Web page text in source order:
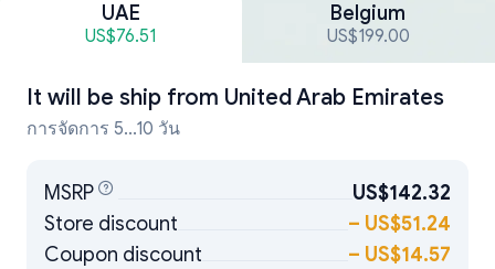
UAE
US$76.51
Belgium
US$199.00
It will be ship from United Arab Emirates
การจัดการ 5...10 วัน
MSRP
US$142.32
Store discount
– US$51.24
Coupon discount
– US$14.57